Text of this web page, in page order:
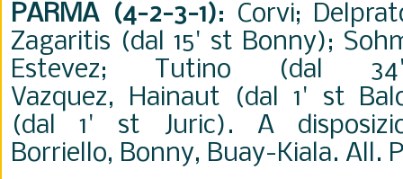
PARMA (4-2-3-1): Corvi;
Zagaritis (dal 15' st Bonny);
Estevez; Tutino (dal
Vazquez, Hainaut (dal 1' st
(dal 1' st Juric). A
Borriello, Bonny, Buay-Kiala. All.